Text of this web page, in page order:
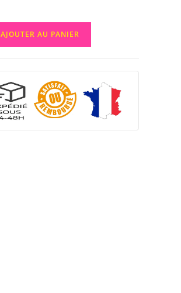
AJOUTER AU PANIER